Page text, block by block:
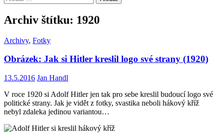
Archiv štítku: 1920
Archivy, Fotky
Obrázek: Jak si Hitler kreslil logo své strany (1920)
13.5.2016 Jan Handl
V roce 1920 si Adolf Hitler jen tak pro sebe kreslil budoucí logo své
politické strany. Jak je vidět z fotky, svastika neboli hákový kříž
nebyl zdaleka jedinou variantou…